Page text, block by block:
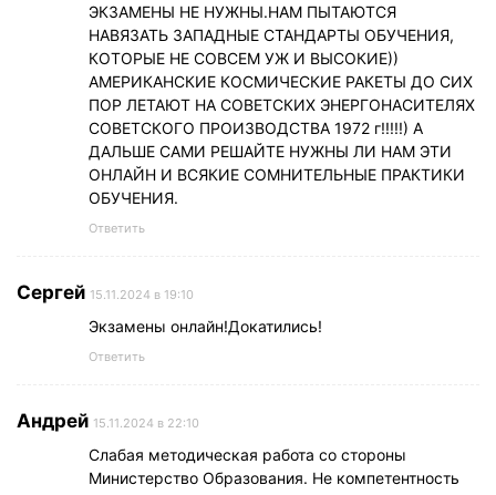
ЭКЗАМЕНЫ НЕ НУЖНЫ.НАМ ПЫТАЮТСЯ
НАВЯЗАТЬ ЗАПАДНЫЕ СТАНДАРТЫ ОБУЧЕНИЯ,
КОТОРЫЕ НЕ СОВСЕМ УЖ И ВЫСОКИЕ))
АМЕРИКАНСКИЕ КОСМИЧЕСКИЕ РАКЕТЫ ДО СИХ
ПОР ЛЕТАЮТ НА СОВЕТСКИХ ЭНЕРГОНАСИТЕЛЯХ
СОВЕТСКОГО ПРОИЗВОДСТВА 1972 г!!!!!) А
ДАЛЬШЕ САМИ РЕШАЙТЕ НУЖНЫ ЛИ НАМ ЭТИ
ОНЛАЙН И ВСЯКИЕ СОМНИТЕЛЬНЫЕ ПРАКТИКИ
ОБУЧЕНИЯ.
Ответить
Сергей 15.11.2024 в 19:10
Экзамены онлайн!Докатились!
Ответить
Андрей 15.11.2024 в 22:10
Слабая методическая работа со стороны
Министерство Образования. Не компетентность